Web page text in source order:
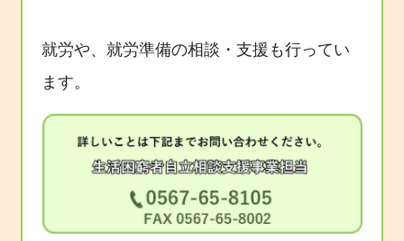
就労や、就労準備の相談・支援も行ってい
ます。